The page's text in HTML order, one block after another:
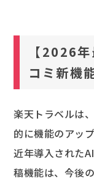
【2026
コミ新機
楽天トラベルは
的に機能のアッ
近年導入された
稿機能は、今後